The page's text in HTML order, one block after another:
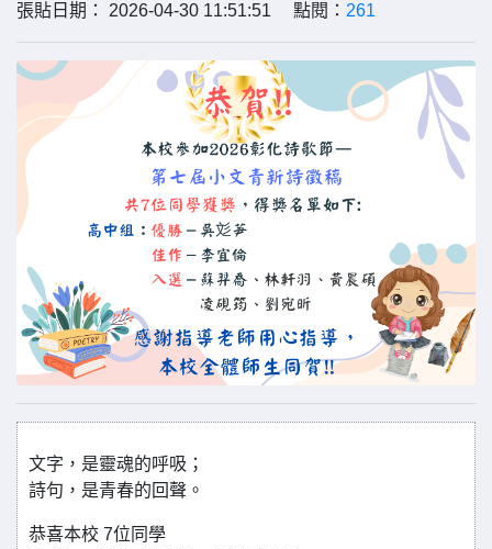
張貼日期： 2026-04-30 11:51:51 點閱： 261
文字，是靈魂的呼吸；
詩句，是青春的回聲。
恭喜本校 7位同學